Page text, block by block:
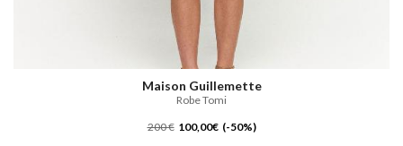
Maison Guillemette
Robe Tomi
200 € 100,00€ (-50%)